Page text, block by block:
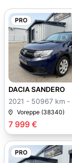
PRO
7 999 €
DACIA SANDERO
Voreppe (38340)
PRO